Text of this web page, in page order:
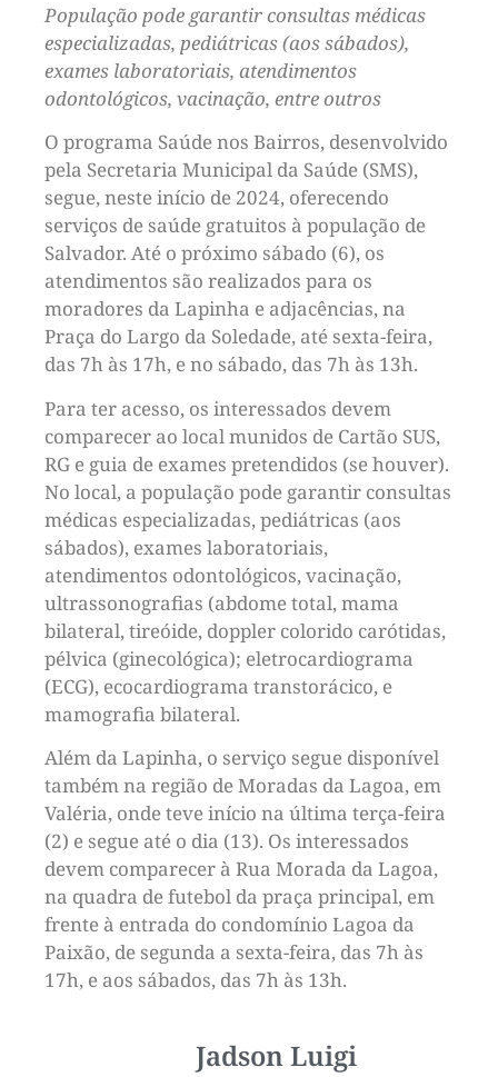
População pode garantir consultas médicas
especializadas, pediátricas (aos sábados),
exames laboratoriais, atendimentos
odontológicos, vacinação, entre outros
O programa Saúde nos Bairros, desenvolvido
pela Secretaria Municipal da Saúde (SMS),
segue, neste início de 2024, oferecendo
serviços de saúde gratuitos à população de
Salvador. Até o próximo sábado (6), os
atendimentos são realizados para os
moradores da Lapinha e adjacências, na
Praça do Largo da Soledade, até sexta-feira,
das 7h às 17h, e no sábado, das 7h às 13h.
Para ter acesso, os interessados devem
comparecer ao local munidos de Cartão SUS,
RG e guia de exames pretendidos (se houver).
No local, a população pode garantir consultas
médicas especializadas, pediátricas (aos
sábados), exames laboratoriais,
atendimentos odontológicos, vacinação,
ultrassonografias (abdome total, mama
bilateral, tireóide, doppler colorido carótidas,
pélvica (ginecológica); eletrocardiograma
(ECG), ecocardiograma transtorácico, e
mamografia bilateral.
Além da Lapinha, o serviço segue disponível
também na região de Moradas da Lagoa, em
Valéria, onde teve início na última terça-feira
(2) e segue até o dia (13). Os interessados
devem comparecer à Rua Morada da Lagoa,
na quadra de futebol da praça principal, em
frente à entrada do condomínio Lagoa da
Paixão, de segunda a sexta-feira, das 7h às
17h, e aos sábados, das 7h às 13h.
Jadson Luigi